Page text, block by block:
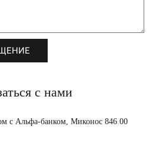
с нами
с Альфа-банком, Миконос 846 00